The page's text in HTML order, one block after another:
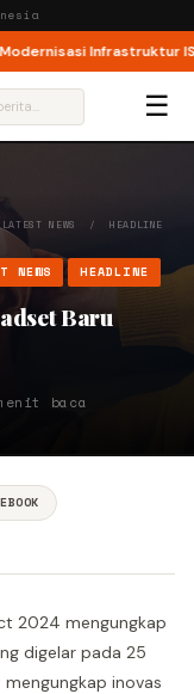
Infrastruktur ISP
☰
LATEST NEWS / HEADLINE
NEWS HEADLINE
Baru
baca
2024 mengungkap
digelar pada 25
inovas